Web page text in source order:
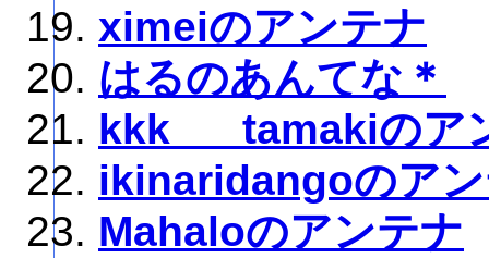
ximeiのアンテナ
はるのあんてな＊
kkk___tamakiのア
ikinaridangoのア
Mahaloのアンテナ